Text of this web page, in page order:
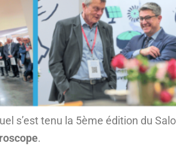
s’est tenu la 5ème édition du
.